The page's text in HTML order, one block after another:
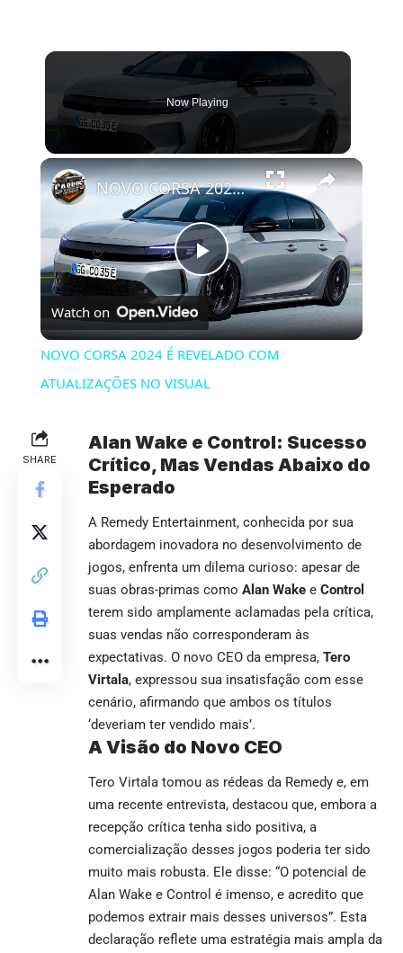
Now Playing
×
Play
Video
NOVO CORSA 2024 É REVELADO COM ATUALIZAÇÕES NO VISUAL
Watch on
NOVO CORSA 2024 É REVELADO COM
ATUALIZAÇÕES NO VISUAL
SHARE
Alan Wake e Control: Sucesso
Crítico, Mas Vendas Abaixo do
Esperado
A Remedy Entertainment, conhecida por sua
abordagem inovadora no desenvolvimento de
jogos, enfrenta um dilema curioso: apesar de
suas obras-primas como Alan Wake e Control
terem sido amplamente aclamadas pela crítica,
suas vendas não corresponderam às
expectativas. O novo CEO da empresa, Tero
Virtala, expressou sua insatisfação com esse
cenário, afirmando que ambos os títulos
‘deveriam ter vendido mais’.
A Visão do Novo CEO
Tero Virtala tomou as rédeas da Remedy e, em
uma recente entrevista, destacou que, embora a
recepção crítica tenha sido positiva, a
comercialização desses jogos poderia ter sido
muito mais robusta. Ele disse: “O potencial de
Alan Wake e Control é imenso, e acredito que
podemos extrair mais desses universos”. Esta
declaração reflete uma estratégia mais ampla da